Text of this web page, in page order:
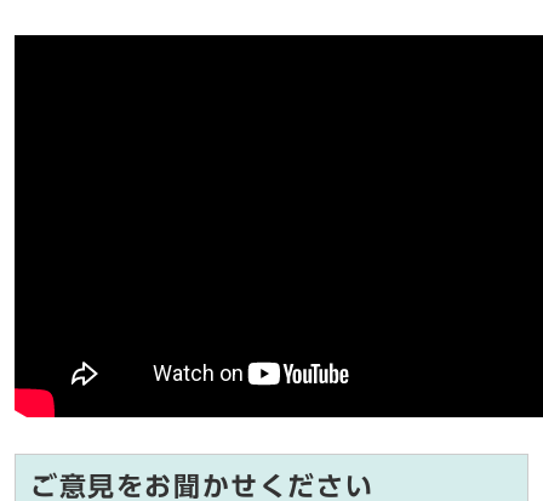
ご意見をお聞かせください